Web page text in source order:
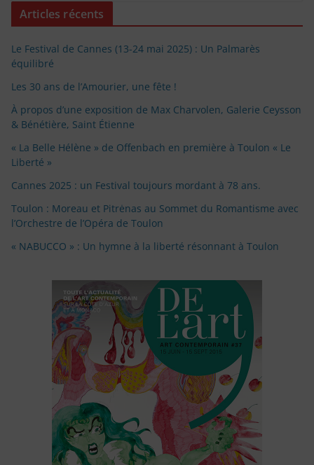
Articles récents
Le Festival de Cannes (13-24 mai 2025) : Un Palmarès
équilibré
Les 30 ans de l’Amourier, une fête !
À propos d’une exposition de Max Charvolen, Galerie Ceysson
& Bénétière, Saint Étienne
« La Belle Hélène » de Offenbach en première à Toulon « Le
Liberté »
Cannes 2025 : un Festival toujours mordant à 78 ans.
Toulon : Moreau et Pitrėnas au Sommet du Romantisme avec
l’Orchestre de l’Opéra de Toulon
« NABUCCO » : Un hymne à la liberté résonnant à Toulon